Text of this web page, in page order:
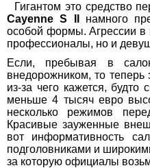
Гигантом это средство
Cayenne S
намного
особой формы. Агрессии в
профессионалы, но и
Если, пребывая в
внедорожником, то теперь
из-за чего кажется,
меньше 4 тысяч евро
несколько режимов
Красивые зауженные
вот информативность
подголовниками и
за которую официалы